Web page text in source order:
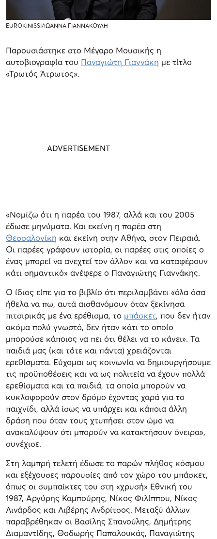
EUROKINISSI/ΙΩΑΝΝΑ ΓΙΑΝΝΑΚΟΥΛΗ
Παρουσιάστηκε στο Μέγαρο Μουσικής η
αυτοβιογραφία του Παναγιώτη Γιαννάκη με τίτλο
«Τρωτός Άτρωτος».
«Νομίζω ότι η παρέα του 1987, αλλά και του 2005
έδωσε μηνύματα. Και εκείνη η παρέα στη
Θεσσαλονίκη και εκείνη στην Αθήνα, στον Πειραιά.
Οι παρέες γράφουν ιστορία, οι παρέες στις οποίες ο
ένας μπορεί να ανεχτεί τον άλλον και να καταφέρουν
κάτι σημαντικό» ανέφερε ο Παναγιώτης Γιαννάκης.
Ο ίδιος είπε για το βιβλίο ότι περιλαμβάνει «όλα όσα
ήθελα να πω, αυτά αισθανόμουν όταν ξεκίνησα
πιτσιρικάς με ένα ερέθισμα, το μπάσκετ, που δεν ήταν
ακόμα πολύ γνωστό, δεν ήταν κάτι το οποίο
μπορούσε κάποιος να πει ότι θέλει να το κάνει». Τα
παιδιά μας (και τότε και πάντα) χρειάζονται
ερεθίσματα. Εύχομαι ως κοινωνία να δημιουργήσουμε
τις προϋποθέσεις και να ως πολιτεία να έχουν πολλά
ερεθίσματα και τα παιδιά, τα οποία μπορούν να
κυκλοφορούν στον δρόμο έχοντας χαρά για το
παιχνίδι, αλλά ίσως να υπάρχει και κάποια άλλη
δράση που όταν τους χτυπήσει στον ώμο να
ανακαλύψουν ότι μπορούν να κατακτήσουν όνειρα»,
συνέχισε.
Στη λαμπρή τελετή έδωσε το παρών πλήθος κόσμου
και εξέχουσες παρουσίες από τον χώρο του μπάσκετ,
όπως οι συμπαίκτες του στη «χρυσή» Εθνική του
1987, Αργύρης Καμπούρης, Νίκος Φιλίππου, Νίκος
Λινάρδος και Λιβέρης Ανδρίτσος. Μεταξύ άλλων
παραβρέθηκαν οι Βασίλης Σπανούλης, Δημήτρης
Διαμαντίδης, Θοδωρής Παπαλουκάς, Παναγιώτης